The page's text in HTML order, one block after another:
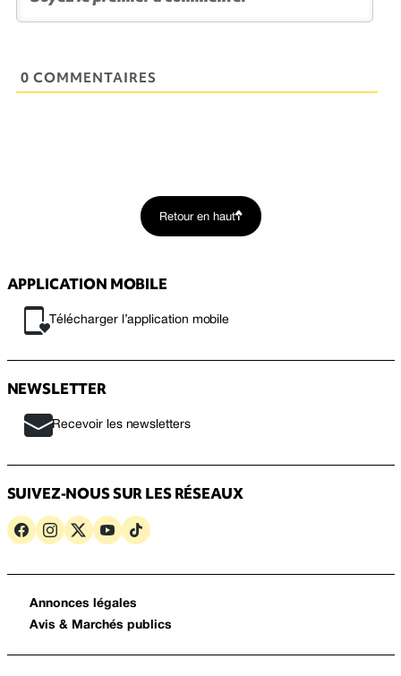
0 COMMENTAIRES
Retour en haut
APPLICATION MOBILE
Télécharger l’application mobile
NEWSLETTER
Recevoir les newsletters
SUIVEZ-NOUS SUR LES RÉSEAUX
Annonces légales
Avis & Marchés publics